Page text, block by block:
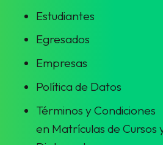
Estudiantes
Egresados
Empresas
Política de Datos
Términos y Condiciones
en Matrículas de Cursos